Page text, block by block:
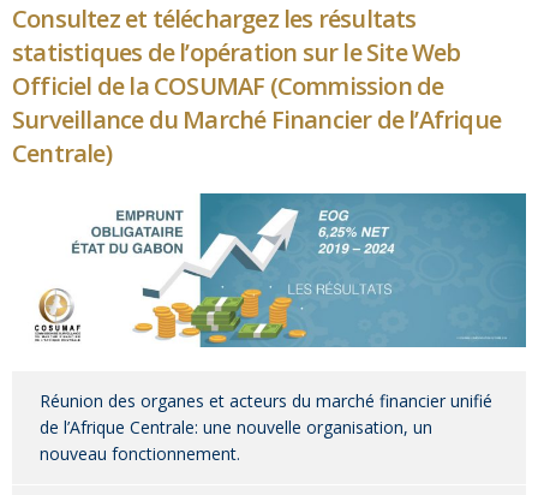
Consultez et téléchargez les résultats
statistiques de l’opération sur le Site Web
Officiel de la COSUMAF (Commission de
Surveillance du Marché Financier de l’Afrique
Centrale)
Réunion des organes et acteurs du marché financier unifié
de l’Afrique Centrale: une nouvelle organisation, un
nouveau fonctionnement.